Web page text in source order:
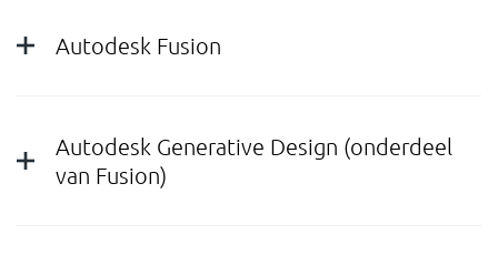
Autodesk Fusion
Autodesk Generative Design (onderdeel
van Fusion)